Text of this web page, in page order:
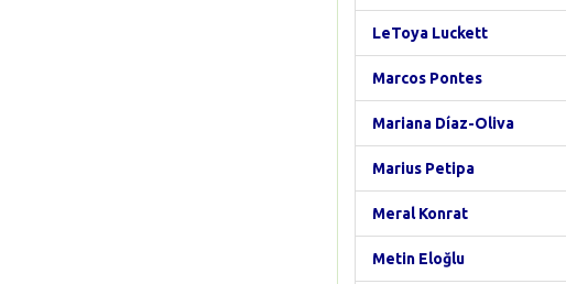
LeToya Luckett
Marcos Pontes
Mariana Díaz-Oliva
Marius Petipa
Meral Konrat
Metin Eloğlu